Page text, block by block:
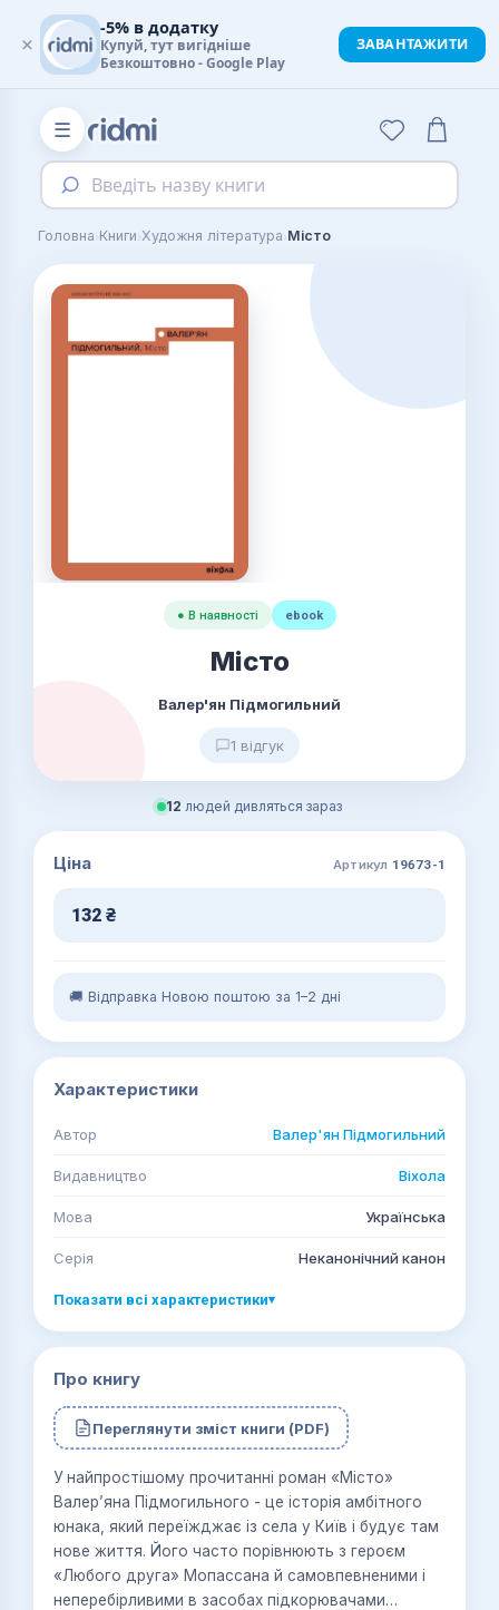
☰
Введіть назву книги
Головна›Книги›Художня література›Місто
● В наявності ebook
Місто
Валер'ян Підмогильний
1 відгук
12 людей дивляться зараз
Ціна Артикул 19673-1
132 ₴
🚚 Відправка Новою поштою за 1–2 дні
Характеристики
Автор Валер'ян Підмогильний
Видавництво Віхола
Мова Українська
Серія Неканонічний канон
Показати всі характеристики▾
Про книгу
Переглянути зміст книги (PDF)
У найпростішому прочитанні роман «Місто»
Валер’яна Підмогильного - це історія амбітного
юнака, який переїжджає із села у Київ і будує там
нове життя. Його часто порівнюють з героєм
«Любого друга» Мопассана й самовпевненими і
неперебірливими в засобах підкорювачами
×
-5% в додатку
Купуй, тут вигідніше
Безкоштовно - Google Play
ЗАВАНТАЖИТИ